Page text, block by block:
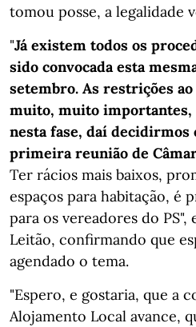
tomou posse, a legalidade
"Já existem todos os
sido convocada esta
setembro. As restrições
muito, muito importantes,
nesta fase, daí decidirmos
primeira reunião de
Ter rácios mais baixos,
espaços para habitação, é
para os vereadores do PS",
Leitão, confirmando que
agendado o tema.
"Espero, e gostaria, que a
Alojamento Local avance,